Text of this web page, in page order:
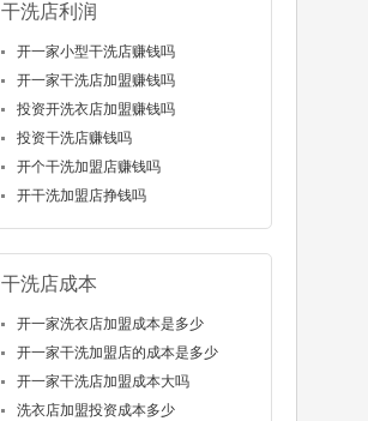
干洗店利润
开一家小型干洗店赚钱吗
开一家干洗店加盟赚钱吗
投资开洗衣店加盟赚钱吗
投资干洗店赚钱吗
开个干洗加盟店赚钱吗
开干洗加盟店挣钱吗
干洗店成本
开一家洗衣店加盟成本是多少
开一家干洗加盟店的成本是多少
开一家干洗店加盟成本大吗
洗衣店加盟投资成本多少